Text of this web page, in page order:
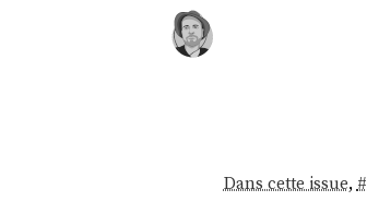
Dans cette issue, #